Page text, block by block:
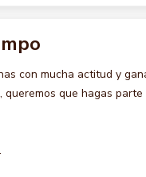
con mucha actitud y
queremos que hagas